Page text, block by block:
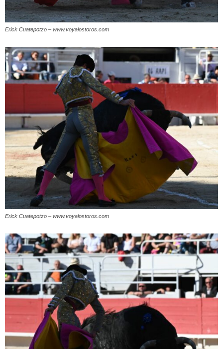
Erick Cuatepotzo – www.voyalostoros.com
Erick Cuatepotzo – www.voyalostoros.com